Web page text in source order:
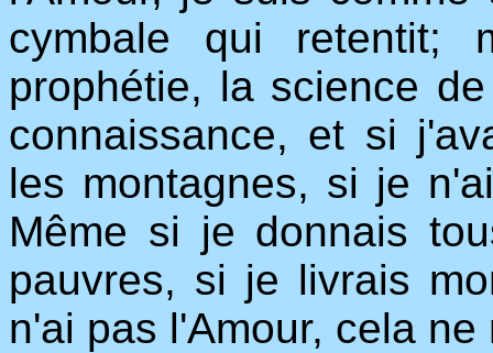
cymbale qui
prophétie, la science
connaissance, et si
les montagnes, si je
Même si je donnais
pauvres, si je livrais
n'ai pas l'Amour, cela